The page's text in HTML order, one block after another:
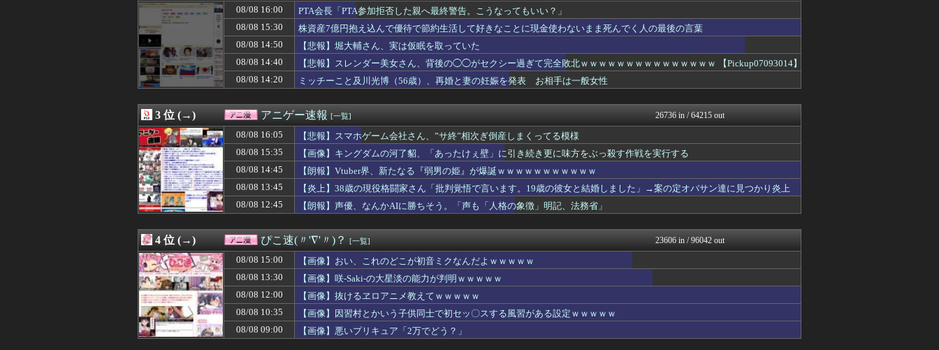
08/08 16:01
お前らがメイドイン韓国で認めてるもの 「キムチ」あと3つは？
08/08 16:00
「ビールと水を交互に飲まないと倒れるグラス」発売 適正飲酒を施す
明日は何を食べようか
08/08 16:00
『トリコ』が天下取れなかった理由
ああ言えばForYou
08/08 16:00
結局歴代最強二塁手は山田哲人でええんか？
08/08 16:00
株の資産7億円あるのに「株主優待」で生活してガンになる人生・・・
投資ちゃんねる
08/08 16:00
「外国人受け入れ反対」大幅増56.3(%) 東大調査 前回から20ポイント以上...
保守速報
08/08 16:00
PTA会長「PTA参加拒否した親へ最終警告。こうなってもいい？」
08/08 16:00
【ウマ娘】ごぞんじの事をごぞんじないのですか！？
パカ娘速報！！ウマ娘まとめ...
08/08 16:00
【朗報】松田好花、ビッチョビチョになるwwwwwww
乃木通 乃木坂46櫻坂46...
08/08 16:00
【にじさんじ】はかちぇ「2足の靴下を履いては洗濯するのを繰り返していたんだけど...
08/08 16:00
【うさぎおいしい】「ウサギの島」生態系に異変、観光客「過剰な餌やり」で増えた思...
みそパンNEWS
08/08 16:00
すまん、マジのガチでウーバーが無理なんやが
バイク速報
08/08 16:00
【大阪】フェラーリを手がけたピニンファリーナ、日本の鉄道を初デザイン。南海電鉄...
08/08 16:00
【動画】ショートスリーパー堀大輔さん、今度は配信中に突然号泣「ずっと涙が止まら...
ラビット速報
08/08 16:00
姫野美南アナ、横乳おっぱい角度によっては谷間みえてそうタマラン
アイドル・女子アナ★吟じま...
08/08 16:00
【動画】ショートスリーパー堀さん、高須クリニックに医学的に詰められてガチ切れｗ...
08/08 16:00
【朗報】韓国人「Jリーグのこの監督、経歴がおかしい」
ニチカン！
08/08 16:00
チケット確認にすら応じずCAたちを突き飛ばした中国人22人を搭乗拒否 タイ
エアライン本舗
08/08 16:00
スーパーファミコンのRPGでおすすめ教えて
08/08 15:58
【速報】賀喜遥香、金川紗耶、弓木奈於が卒業
乃木坂46まとめ 乃木りん...
08/08 15:55
放課後、弓袋を背負って練習へ向かう女子高生に中国SNS「青春」「うらやましい」...
08/08 15:54
【試合結果】日本ハム2軍vs楽天 1-7｜東地区14回戦｜個人成績｜8/8
08/08 15:53
【ラブライブ！】菅叶和さん、高校生の時に父親を亡くしていた【声優】
08/08 15:51
【巨人対ヤクルト17回戦】巨人、2回裏2アウト一二塁から浦田のタイムリーで同点...
なんじぇいスタジアム＠なん...
08/08 15:50
「トランプ級」戦艦、建造費は総額43兆円か
08/08 16:00
PTA会長「PTA参加拒否した親へ最終警告。こうなってもいい？」
08/08 15:30
株資産7億円抱え込んで優待で節約生活して好きなことに現金使わないまま死んでく人の最後の言葉
08/08 14:50
【悲報】堀大輔さん、実は仮眠を取っていた
WWWWWWWWWWWWWWWWWWWWWWWWWWWWWWWWWWWWWWWWWW
08/08 14:40
【悲報】スレンダー美女さん、背後の◯◯がセクシー過ぎて完全敗北ｗｗｗｗｗｗｗｗｗｗｗｗｗｗｗ 【Pickup07093014】
08/08 14:20
ミッチーこと及川光博（56歳）、再婚と妻の妊娠を発表 お相手は一般女性
3 位 (→) アニゲー速報 [一覧] 26736 in / 64215 out
08/08 16:05
【悲報】スマホゲーム会社さん、”サ終”相次ぎ倒産しまくってる模様
08/08 15:35
【画像】キングダムの河了貂、「あったけぇ壁」に引き続き更に味方をぶっ殺す作戦を実行する
08/08 14:45
【朗報】Vtuber界、新たなる『弱男の姫』が爆誕ｗｗｗｗｗｗｗｗｗｗｗ
08/08 13:45
【炎上】38歳の現役格闘家さん「批判覚悟で言います。19歳の彼女と結婚しました」→案の定オバサン達に見つかり炎上
08/08 12:45
【朗報】声優、なんかAIに勝ちそう。「声も「人格の象徴」明記、法務省」
4 位 (→) ぴこ速(〃'∇'〃)？ [一覧] 23606 in / 96042 out
08/08 15:00
【画像】おい、これのどこが初音ミクなんだよｗｗｗｗｗ
08/08 13:30
【画像】咲-Saki-の大星淡の能力が判明ｗｗｗｗｗ
08/08 12:00
【画像】抜けるヱロアニメ教えてｗｗｗｗｗ
08/08 10:35
【画像】因習村とかいう子供同士で初セッ〇スする風習がある設定ｗｗｗｗｗ
08/08 09:00
【画像】悪いプリキュア「2万でどう？」